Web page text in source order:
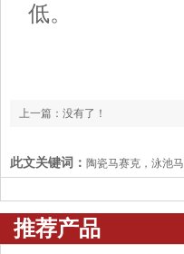
低。
上一篇：没有了！
此文关键词： 陶瓷马赛克，泳池
推荐产品